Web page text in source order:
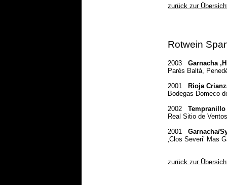
zurück zur
Rotwein
2003
Garnacha
Parès Baltà,
2001
Rioja
Bodegas Domeco
2002
Tempranillo
Real Sitio de
2001
Garnacha/
‚Clos Severi’ Mas
zurück zur